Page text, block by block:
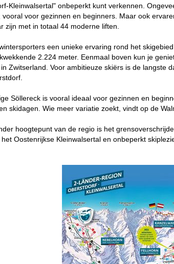
Kleinwalsertal" onbeperkt kunt verkennen.
vooral voor gezinnen en beginners. Maar ook
zijn met in totaal 44 moderne liften.
een unieke ervaring rond het
2.224 meter. Eenmaal boven kun je
Zwitserland. Voor ambitieuze skiërs is de langste
Söllereck is vooral ideaal voor gezinnen en
skidagen. Wie meer variatie zoekt, vindt op de
hoogtepunt van de regio is het
Oostenrijkse Kleinwalsertal en onbeperkt